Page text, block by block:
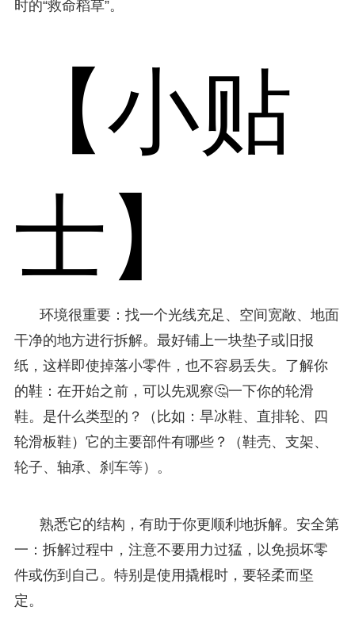
时的“救命稻草”。
【小贴
士】
环境很重要：找一个光线充足、空间宽敞、地面
干净的地方进行拆解。最好铺上一块垫子或旧报
纸，这样即使掉落小零件，也不容易丢失。了解你
的鞋：在开始之前，可以先观察🤔一下你的轮滑
鞋。是什么类型的？（比如：旱冰鞋、直排轮、四
轮滑板鞋）它的主要部件有哪些？（鞋壳、支架、
轮子、轴承、刹车等）。
熟悉它的结构，有助于你更顺利地拆解。安全第
一：拆解过程中，注意不要用力过猛，以免损坏零
件或伤到自己。特别是使用撬棍时，要轻柔而坚
定。